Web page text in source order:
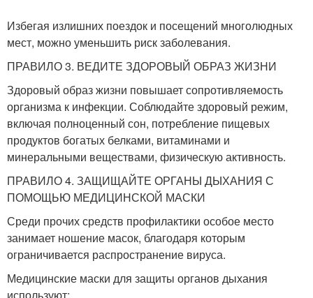
Избегая излишних поездок и посещений многолюдных
мест, можно уменьшить риск заболевания.
ПРАВИЛО 3. ВЕДИТЕ ЗДОРОВЫЙ ОБРАЗ ЖИЗНИ
Здоровый образ жизни повышает сопротивляемость
организма к инфекции. Соблюдайте здоровый режим,
включая полноценный сон, потребление пищевых
продуктов богатых белками, витаминами и
минеральными веществами, физическую активность.
ПРАВИЛО 4. ЗАЩИЩАЙТЕ ОРГАНЫ ДЫХАНИЯ С
ПОМОЩЬЮ МЕДИЦИНСКОЙ МАСКИ
Среди прочих средств профилактики особое место
занимает ношение масок, благодаря которым
ограничивается распространение вируса.
Медицинские маски для защиты органов дыхания
используют: